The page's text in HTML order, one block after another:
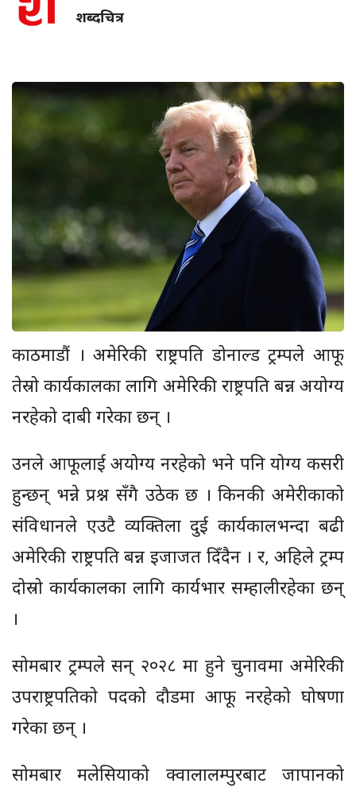
शब्दचित्र
काठमाडौं । अमेरिकी राष्ट्रपति डोनाल्ड ट्रम्पले आफू
तेस्रो कार्यकालका लागि अमेरिकी राष्ट्रपति बन्न अयोग्य
नरहेको दाबी गरेका छन् ।
उनले आफूलाई अयोग्य नरहेको भने पनि योग्य कसरी
हुन्छन् भन्ने प्रश्न सँगै उठेक छ । किनकी अमेरीकाको
संविधानले एउटै व्यक्तिला दुई कार्यकालभन्दा बढी
अमेरिकी राष्ट्रपति बन्न इजाजत दिँदैन । र, अहिले ट्रम्प
दोस्रो कार्यकालका लागि कार्यभार सम्हालीरहेका छन्
।
सोमबार ट्रम्पले सन् २०२८ मा हुने चुनावमा अमेरिकी
उपराष्ट्रपतिको पदको दौडमा आफू नरहेको घोषणा
गरेका छन् ।
सोमबार मलेसियाको क्वालालम्पुरबाट जापानको